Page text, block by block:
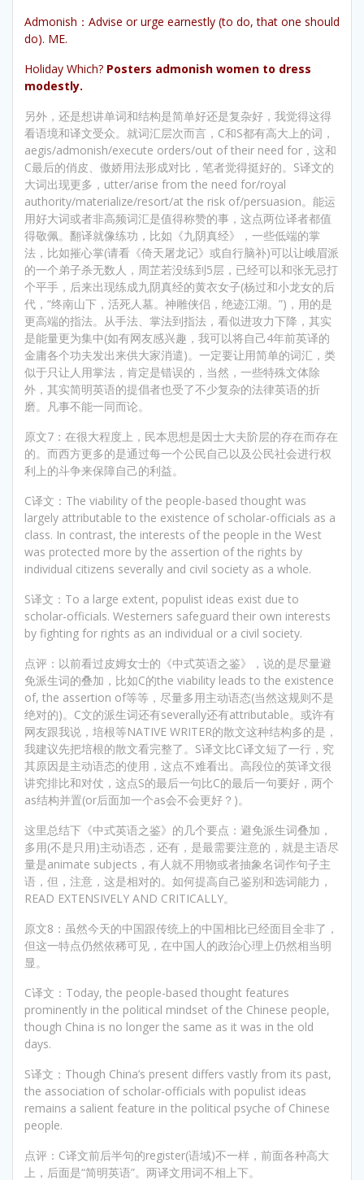
Admonish：Advise or urge earnestly (to do, that one should
do). ME.
Holiday Which? Posters admonish women to dress
modestly.
另外，还是想讲单词和结构是简单好还是复杂好，我觉得这得
看语境和译文受众。就词汇层次而言，C和S都有高大上的词，
aegis/admonish/execute orders/out of their need for，这和
C最后的俏皮、傲娇用法形成对比，笔者觉得挺好的。S译文的
大词出现更多，utter/arise from the need for/royal
authority/materialize/resort/at the risk of/persuasion。能运
用好大词或者非高频词汇是值得称赞的事，这点两位译者都值
得敬佩。翻译就像练功，比如《九阴真经》，一些低端的掌
法，比如摧心掌(请看《倚天屠龙记》或自行脑补)可以让峨眉派
的一个弟子杀无数人，周芷若没练到5层，已经可以和张无忌打
个平手，后来出现练成九阴真经的黄衣女子(杨过和小龙女的后
代，“终南山下，活死人墓。神雕侠侣，绝迹江湖。”)，用的是
更高端的指法。从手法、掌法到指法，看似进攻力下降，其实
是能量更为集中(如有网友感兴趣，我可以将自己4年前英译的
金庸各个功夫发出来供大家消遣)。一定要让用简单的词汇，类
似于只让人用掌法，肯定是错误的，当然，一些特殊文体除
外，其实简明英语的提倡者也受了不少复杂的法律英语的折
磨。凡事不能一同而论。
原文7：在很大程度上，民本思想是因士大夫阶层的存在而存在
的。而西方更多的是通过每一个公民自己以及公民社会进行权
利上的斗争来保障自己的利益。
C译文：The viability of the people-based thought was
largely attributable to the existence of scholar-officials as a
class. In contrast, the interests of the people in the West
was protected more by the assertion of the rights by
individual citizens severally and civil society as a whole.
S译文：To a large extent, populist ideas exist due to
scholar-officials. Westerners safeguard their own interests
by fighting for rights as an individual or a civil society.
点评：以前看过皮姆女士的《中式英语之鉴》，说的是尽量避
免派生词的叠加，比如C的the viability leads to the existence
of, the assertion of等等，尽量多用主动语态(当然这规则不是
绝对的)。C文的派生词还有severally还有attributable。或许有
网友跟我说，培根等NATIVE WRITER的散文这种结构多的是，
我建议先把培根的散文看完整了。S译文比C译文短了一行，究
其原因是主动语态的使用，这点不难看出。高段位的英译文很
讲究排比和对仗，这点S的最后一句比C的最后一句要好，两个
as结构并置(or后面加一个as会不会更好？)。
这里总结下《中式英语之鉴》的几个要点：避免派生词叠加，
多用(不是只用)主动语态，还有，是最需要注意的，就是主语尽
量是animate subjects，有人就不用物或者抽象名词作句子主
语，但，注意，这是相对的。如何提高自己鉴别和选词能力，
READ EXTENSIVELY AND CRITICALLY。
原文8：虽然今天的中国跟传统上的中国相比已经面目全非了，
但这一特点仍然依稀可见，在中国人的政治心理上仍然相当明
显。
C译文：Today, the people-based thought features
prominently in the political mindset of the Chinese people,
though China is no longer the same as it was in the old
days.
S译文：Though China’s present differs vastly from its past,
the association of scholar-officials with populist ideas
remains a salient feature in the political psyche of Chinese
people.
点评：C译文前后半句的register(语域)不一样，前面各种高大
上，后面是“简明英语”。两译文用词不相上下。